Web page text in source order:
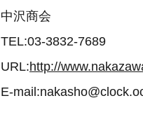
中沢商会
TEL:03-3832-7689
URL:http://
E-